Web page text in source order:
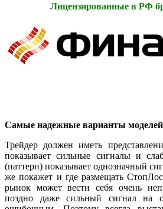
Лицензированные в РФ
Самые надежные варианты моделей
Трейдер должен иметь
показывает сильные сигналы и
(паттерн) показывает однозначный
же покажет и где размещать
рынок может вести себя очень
поздно даже сильный сигнал на